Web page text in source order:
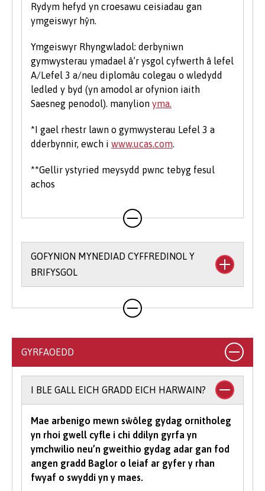
Rydym hefyd yn croesawu ceisiadau gan
ymgeiswyr hŷn.
Ymgeiswyr Rhyngwladol: derbyniwn
gymwysterau ymadael â’r ysgol cyfwerth â lefel
A/Lefel 3 a/neu diplomâu colegau o wledydd
ledled y byd (yn amodol ar ofynion iaith
Saesneg penodol). manylion yma.
*I gael rhestr lawn o gymwysterau Lefel 3 a
dderbynnir, ewch i www.ucas.com
**Gellir ystyried meysydd pwnc tebyg fesul
achos
GOFYNION MYNEDIAD CYFFREDINOL Y
BRIFYSGOL
Rydym yn rhoi hyblygrwydd i chi o ran bodloni
ein gofynion mynediad ac yr ydym yn derbyn
cyrsiau gradd, byddwn yn derbyn cyfuniadau o
gymwysterau Lefel 3 amgen (gweler y cyrsiau
unigol am ragor o wybodaeth am gymwysterau
a dderbynnir).
I astudio cwrs gradd mae’n rhaid i chi gael
isafswm o bwyntiau tariff UCAS, gyda rhai
cyrsiau yn gofyn am raddau mewn pynciau
penodol. Yn dibynnu ar yr hyn yr hoffech ei
astudio gyda ni, efallai y bydd meini prawf
GYRFAOEDD
I BLE GALL EICH GRADD EICH HARWAIN?
Mae arbenigo mewn sŵôleg gydag ornitholeg
yn rhoi gwell cyfle i chi ddilyn gyrfa yn
ymchwilio neu’n gweithio gydag adar gan fod
angen gradd Baglor o leiaf ar gyfer y rhan
fwyaf o swyddi yn y maes.